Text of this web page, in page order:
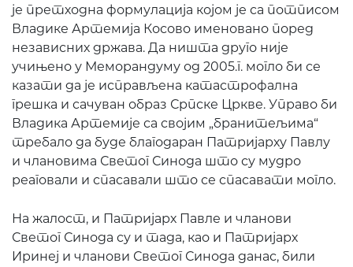
је претходна формулација којом је са потписом
Владике Артемија Косово именовано поред
независних држава. Да ништа друго није
учињено у Меморандуму од 2005.г. могло би се
казати да је исправљена катастрофална
грешка и сачуван образ Српске Цркве. Управо би
Владика Артемије са својим „бранитељима“
требало да буде благодаран Патријарху Павлу
и члановима Светог Синода што су мудро
реаговали и спасавали што се спасавати могло.
На жалост, и Патријарх Павле и чланови
Светог Синода су и тада, као и Патријарх
Иринеј и чланови Светог Синода данас, били